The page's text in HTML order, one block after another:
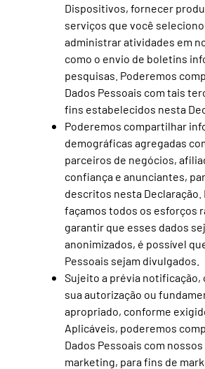
Dispositivos, fornecer
serviços que você
administrar atividades em
como o envio de boletins
pesquisas. Poderemos
Dados Pessoais com tais
fins estabelecidos nesta
Poderemos compartilhar
demográficas agregadas
parceiros de negócios,
confiança e anunciantes,
descritos nesta Declaração.
façamos todos os esforços
garantir que esses dados
anonimizados, é possível
Pessoais sejam divulgados.
Sujeito a prévia notificação,
sua autorização ou
apropriado, conforme
Aplicáveis, poderemos
Dados Pessoais com
marketing, para fins de